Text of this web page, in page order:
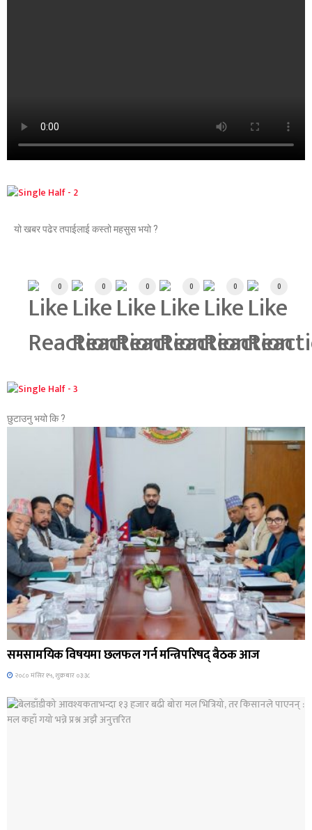
यो खबर पढेर तपाईलाई कस्तो महसुस भयो ?
0 0 0 0 0 0
छुटाउनु भयो कि ?
ब्यानर समाचार
समसामयिक विषयमा छलफल गर्न मन्त्रिपरिषद् बैठक आज
२०८० मंसिर १५, शुक्रबार ०३:३८